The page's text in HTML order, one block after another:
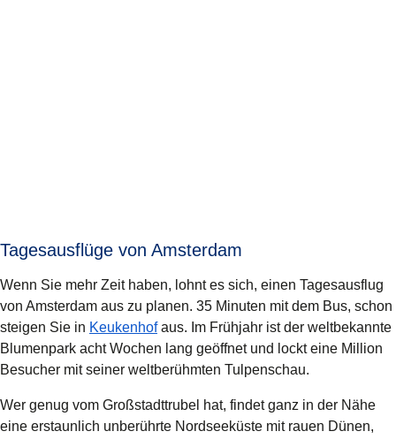
Tagesausflüge von Amsterdam
Wenn Sie mehr Zeit haben, lohnt es sich, einen Tagesausflug
von Amsterdam aus zu planen. 35 Minuten mit dem Bus, schon
steigen Sie in Keukenhof(Öffnet einen neuen Tab )
aus. Im Frühjahr ist der weltbekannte
Blumenpark acht Wochen lang geöffnet und lockt eine Million
Besucher mit seiner weltberühmten Tulpenschau.
Wer genug vom Großstadttrubel hat, findet ganz in der Nähe
eine erstaunlich unberührte Nordseeküste mit rauen Dünen,